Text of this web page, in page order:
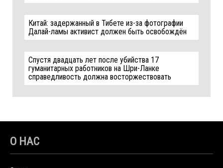
Китай: задержанный в Тибете из-за фотографии
Далай-ламы активист должен быть освобождён
Спустя двадцать лет после убийства 17
гуманитарных работников на Шри-Ланке
справедливость должна восторжествовать
О НАС